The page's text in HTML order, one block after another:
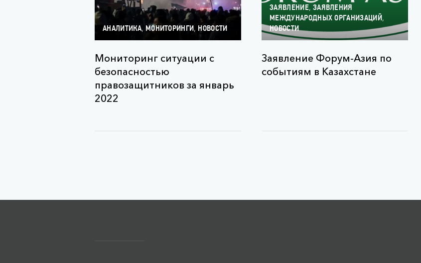
АНАЛИТИКА, МОНИТОРИНГИ, НОВОСТИ
Мониторинг ситуации с
безопасностью
правозащитников за январь
2022
ЗАЯВЛЕНИЕ, ЗАЯВЛЕНИЯ
МЕЖДУНАРОДНЫХ ОРГАНИЗАЦИЙ,
НОВОСТИ
Заявление Форум-Азия по
событиям в Казахстане